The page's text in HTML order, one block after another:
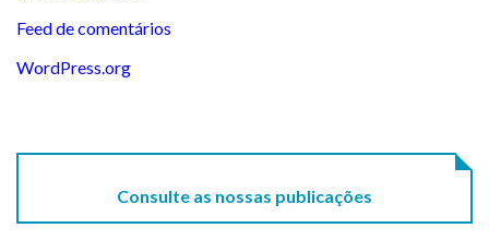
Feed de comentários
WordPress.org
Consulte as nossas publicações